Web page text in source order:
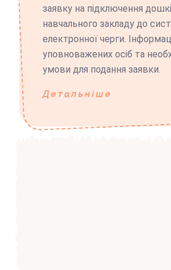
заявку на підключення
навчального закладу до
електронної черги.
уповноважених осіб та
умови для подання заявки.
Детальніше